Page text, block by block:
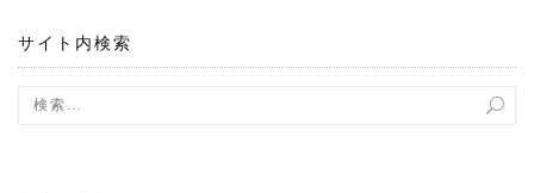
ョ
ン
サイト内検索